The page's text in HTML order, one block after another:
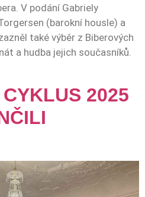
V podání Gabriely
(barokní housle) a
také výběr z Biberových
a hudba jejich současníků.
2025